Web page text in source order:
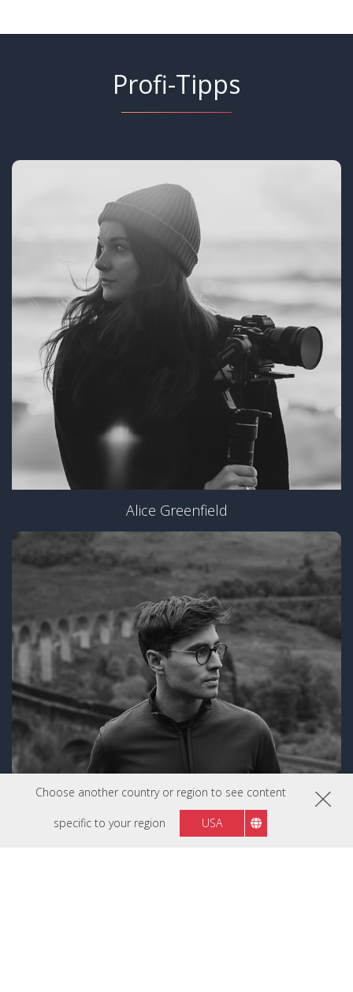
Choose another country or region to see content
specific to your region USA
Profi-Tipps
Alice Greenfield